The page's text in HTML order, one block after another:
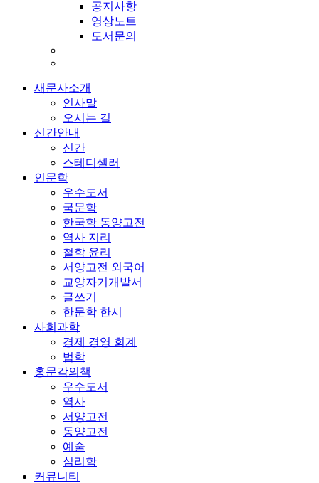
공지사항
영상노트
도서문의
새문사소개
인사말
오시는 길
신간안내
신간
스테디셀러
인문학
우수도서
국문학
한국학 동양고전
역사 지리
철학 윤리
서양고전 외국어
교양자기개발서
글쓰기
한문학 한시
사회과학
경제 경영 회계
법학
홍문각의책
우수도서
역사
서양고전
동양고전
예술
심리학
커뮤니티